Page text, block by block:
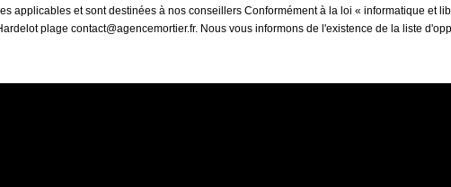
applicables et sont destinées à nos conseillers Conformément à la loi « informatique et
plage contact@agencemortier.fr. Nous vous informons de l'existence de la liste